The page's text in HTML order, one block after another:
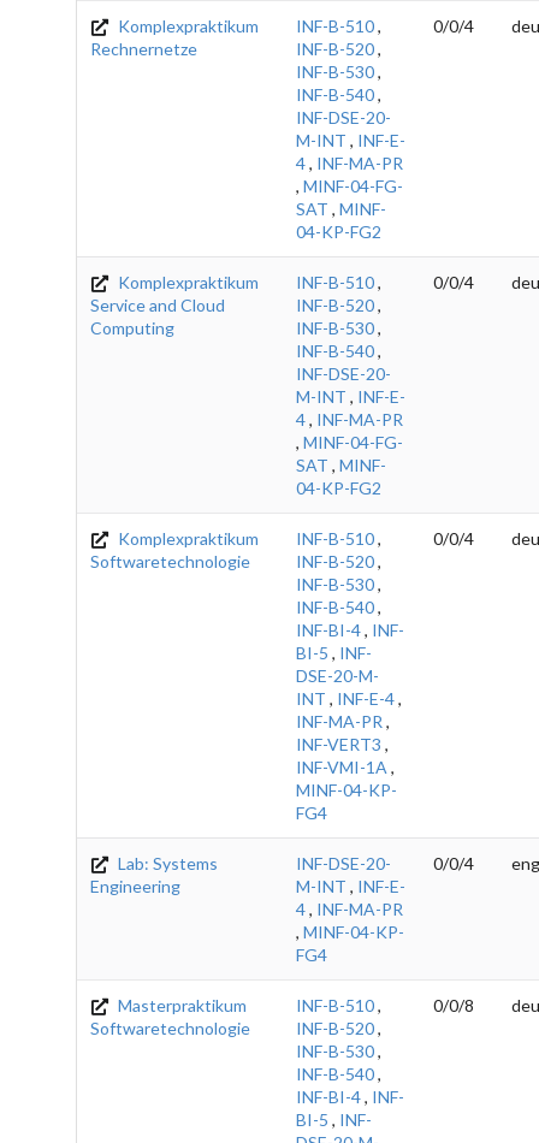
Komplexpraktikum
Rechnernetze
INF-B-510,
INF-B-520,
INF-B-530,
INF-B-540,
INF-DSE-20-
M-INT , INF-E-
4, INF-MA-PR
, MINF-04-FG-
SAT , MINF-
04-KP-FG2
0/0/4
Komplexpraktikum
Service and Cloud
Computing
INF-B-510,
INF-B-520,
INF-B-530,
INF-B-540,
INF-DSE-20-
M-INT , INF-E-
4, INF-MA-PR
, MINF-04-FG-
SAT , MINF-
04-KP-FG2
0/0/4
Komplexpraktikum
Softwaretechnologie
INF-B-510,
INF-B-520,
INF-B-530,
INF-B-540,
INF-BI-4, INF-
BI-5 , INF-
DSE-20-M-
INT , INF-E-4,
INF-MA-PR ,
INF-VERT3 ,
INF-VMI-1A ,
MINF-04-KP-
FG4
0/0/4
Lab: Systems
Engineering
INF-DSE-20-
M-INT , INF-E-
4, INF-MA-PR
, MINF-04-KP-
FG4
0/0/4
Masterpraktikum
Softwaretechnologie
INF-B-510,
INF-B-520,
INF-B-530,
INF-B-540,
INF-BI-4, INF-
BI-5 , INF-
0/0/8